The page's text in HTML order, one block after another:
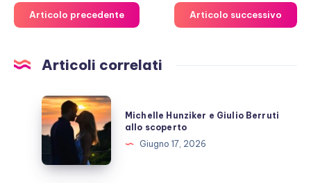
Articolo precedente Articolo successivo
Articoli correlati
Michelle
Hunziker
e
Berruti
Michelle Hunziker e Giulio Berruti
allo scoperto
Giugno 17, 2026